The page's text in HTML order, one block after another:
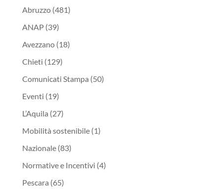
Abruzzo(481)
ANAP(39)
Avezzano(18)
Chieti (129)
Comunicati Stampa (50)
Eventi (19)
L’Aquila (27)
Mobilità sostenibile(1)
Nazionale(83)
Normative e Incentivi (4)
Pescara (65)